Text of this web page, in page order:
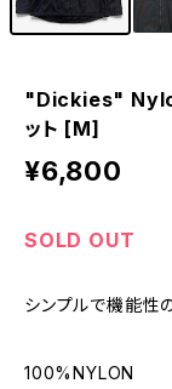
"Dickies"
ット [M]
¥6,800
SOLD OUT
シンプルで機能性
100%NYLON